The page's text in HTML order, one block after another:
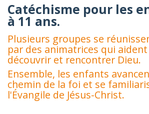
Catéchisme pour les
à 11 ans.
Plusieurs groupes se
par des animatrices qui
découvrir et rencontrer Dieu.
Ensemble, les enfants
chemin de la foi et se
l'Évangile de Jésus-Christ.